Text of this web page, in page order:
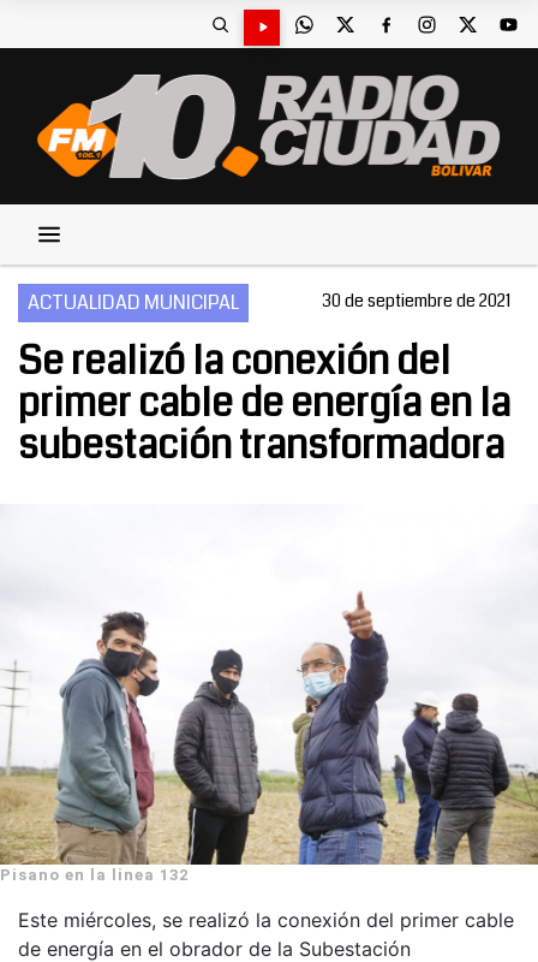
ACTUALIDAD MUNICIPAL 30 de septiembre de 2021
Se realizó la conexión del
primer cable de energía en la
subestación transformadora
Pisano en la linea 132
Este miércoles, se realizó la conexión del primer cable
de energía en el obrador de la Subestación